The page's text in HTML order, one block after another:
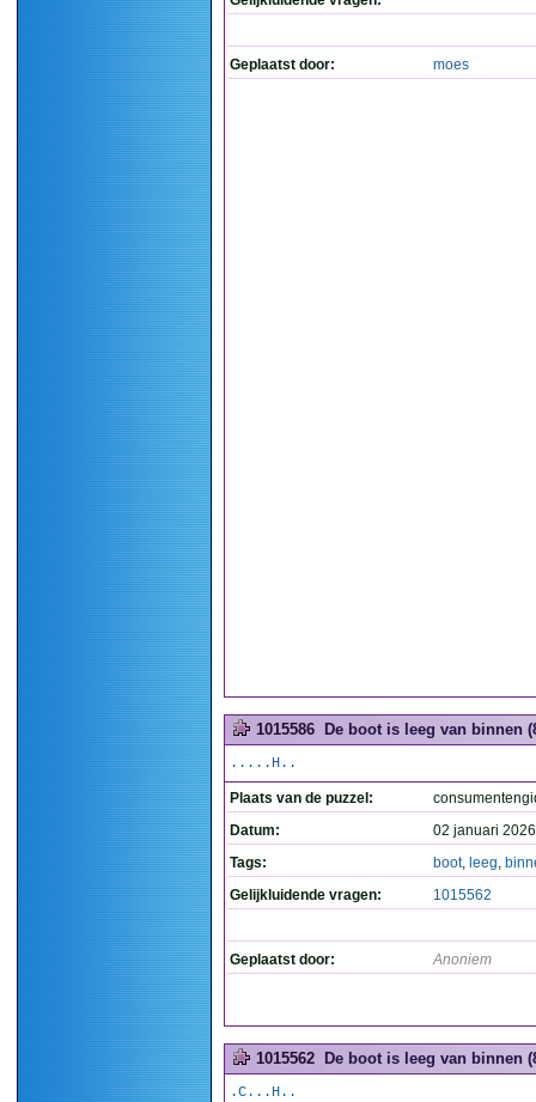
Geplaatst door: moes
1015586 De boot is leeg van binnen
.....H..
Plaats van de puzzel:
Datum:
02 januari
Tags:
boot, leeg,
Gelijkluidende vragen:
1015562
Geplaatst door: Anoniem
1015562 De boot is leeg van binnen
.C...H..